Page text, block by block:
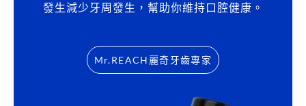
發生減少牙周發生，幫助你維持口腔健康。
Mr.REACH麗奇牙齒專家